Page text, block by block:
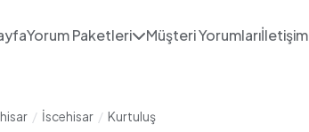
Yorum Paketleri Müşteri Yorumlarıİletişim
/ İscehisar / Kurtuluş